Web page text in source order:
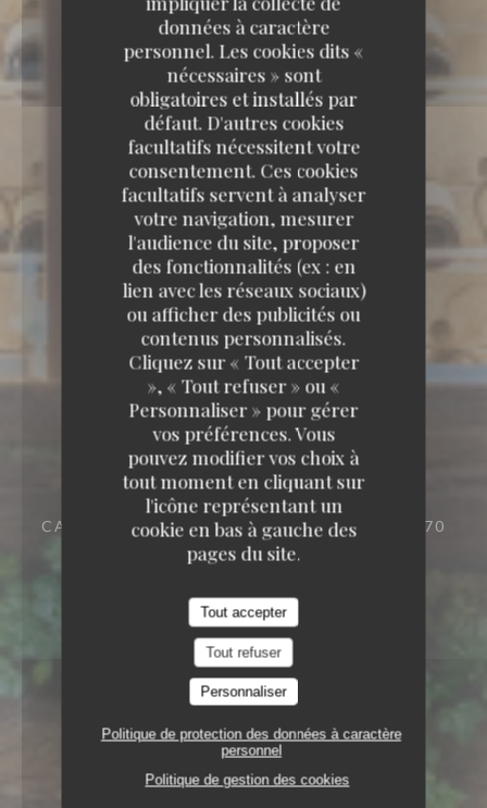
données à caractère
personnel. Les cookies dits «
nécessaires » sont
obligatoires et installés par
défaut. D'autres cookies
facultatifs nécessitent votre
consentement. Ces cookies
facultatifs servent à analyser
votre navigation, mesurer
l'audience du site, proposer
des fonctionnalités (ex : en
lien avec les réseaux sociaux)
ou afficher des publicités ou
contenus personnalisés.
Cliquez sur « Tout accepter
», « Tout refuser » ou «
Personnaliser » pour gérer
vos préférences. Vous
pouvez modifier vos choix à
tout moment en cliquant sur
l'icône représentant un
cookie en bas à gauche des
pages du site.
Tout accepter
Tout refuser
Personnaliser
Politique de protection des données à caractère
personnel
Politique de gestion des cookies
CAFÉ
190 AVENUE DU 19 MARS 1962 78 370
PLAISIR